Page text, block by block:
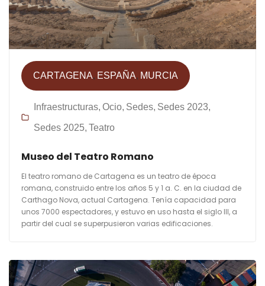
CARTAGENA ESPAÑA MURCIA
Infraestructuras Ocio Sedes Sedes 2023
Sedes 2025 Teatro
Museo del Teatro Romano
El teatro romano de Cartagena es un teatro de época
romana, construido entre los años 5 y 1 a. C. en la ciudad de
Carthago Nova, actual Cartagena. Tenía capacidad para
unos 7000 espectadores, y estuvo en uso hasta el siglo III, a
partir del cual se superpusieron varias edificaciones.